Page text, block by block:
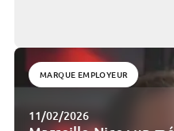
MARQUE EMPLOYEUR
11/02/2026